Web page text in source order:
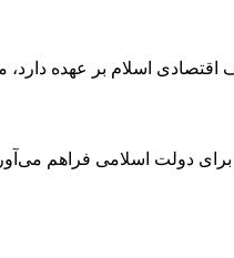
اسلام بر عهده
برای دولت اسلامی فراهم